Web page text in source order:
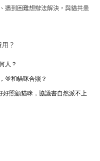
遇到困難想辦法解決，與貓共患
？
人？
並和貓咪合照？
照顧貓咪，協議書自然派不上